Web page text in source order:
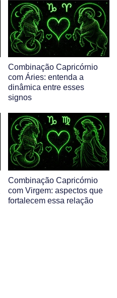
Combinação Capricórnio
com Áries: entenda a
dinâmica entre esses
signos
Combinação Capricórnio
com Virgem: aspectos que
fortalecem essa relação